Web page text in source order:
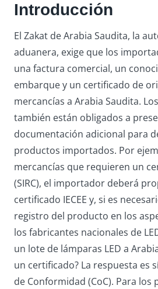
Introducción
El Zakat de Arabia Saudita, la
aduanera, exige que los
una factura comercial, un
embarque y un certificado de
mercancías a Arabia Saudita.
también están obligados a
documentación adicional para
productos importados. Por
mercancías que requieren un
(SIRC), el importador deberá
certificado IECEE y, si es
registro del producto en los
los fabricantes nacionales de
un lote de lámparas LED a
un certificado? La respuesta es
de Conformidad (CoC). Para